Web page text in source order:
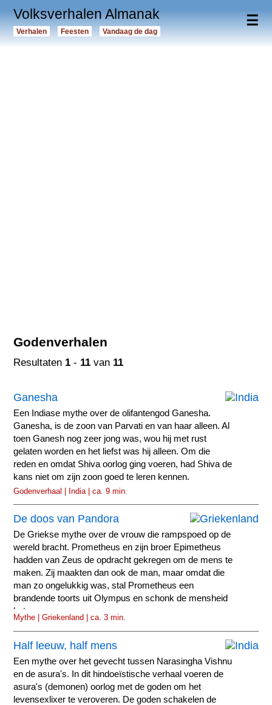
☰
Volksverhalen Almanak
Verhalen Feesten Vandaag de dag
Godenverhalen
Resultaten 1 - 11 van 11
Ganesha
Een Indiase mythe over de olifantengod Ganesha.
Ganesha, is de zoon van Parvati en van haar alleen. Al
toen Ganesh nog zeer jong was, wou hij met rust
gelaten worden en het liefst was hij alleen. Om die
reden en omdat Shiva oorlog ging voeren, had Shiva de
kans niet om zijn zoon goed te leren kennen.
Godenverhaal | India | ca. 9 min.
De doos van Pandora
De Griekse mythe over de vrouw die rampspoed op de
wereld bracht. Prometheus en zijn broer Epimetheus
hadden van Zeus de opdracht gekregen om de mens te
maken. Zij maakten dan ook de man, maar omdat die
man zo ongelukkig was, stal Prometheus een
brandende toorts uit Olympus en schonk de mensheid
het vuur.
Mythe | Griekenland | ca. 3 min.
Half leeuw, half mens
Een mythe over het gevecht tussen Narasingha Vishnu
en de asura's. In dit hindoeïstische verhaal voeren de
asura's (demonen) oorlog met de goden om het
levensexlixer te veroveren. De goden schakelen de